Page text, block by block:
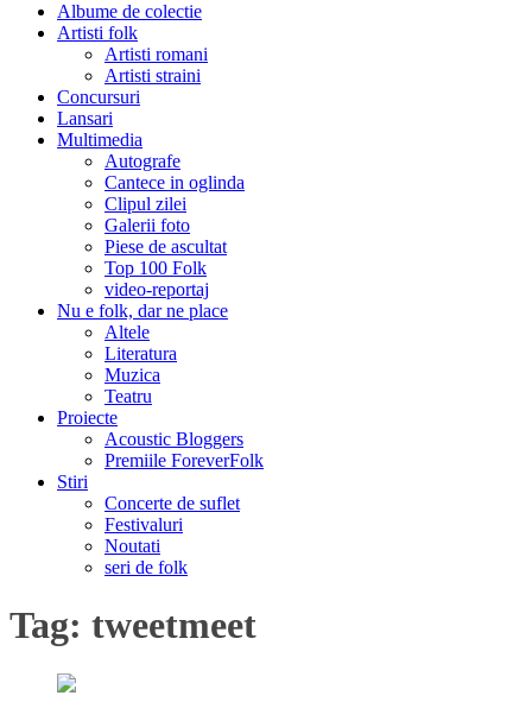
Albume de colectie
Artisti folk
Artisti romani
Artisti straini
Concursuri
Lansari
Multimedia
Autografe
Cantece in oglinda
Clipul zilei
Galerii foto
Piese de ascultat
Top 100 Folk
video-reportaj
Nu e folk, dar ne place
Altele
Literatura
Muzica
Teatru
Proiecte
Acoustic Bloggers
Premiile ForeverFolk
Stiri
Concerte de suflet
Festivaluri
Noutati
seri de folk
Tag: tweetmeet